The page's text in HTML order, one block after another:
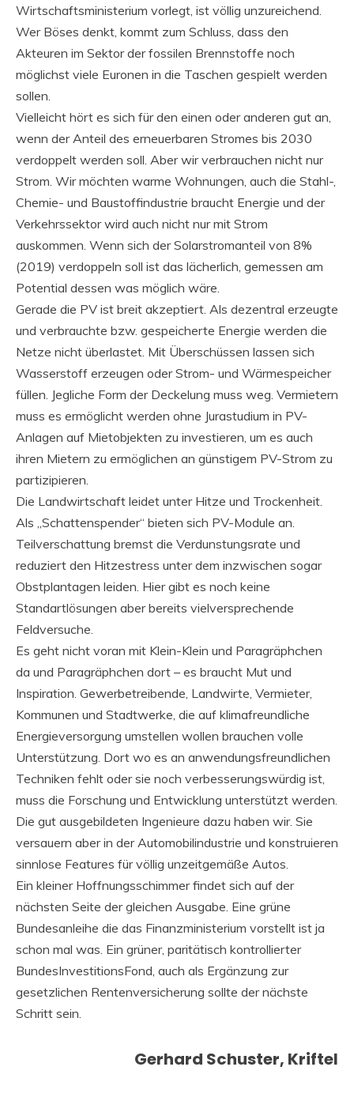
Wirtschaftsministerium vorlegt, ist völlig unzureichend.
Wer Böses denkt, kommt zum Schluss, dass den
Akteuren im Sektor der fossilen Brennstoffe noch
möglichst viele Euronen in die Taschen gespielt werden
sollen.
Vielleicht hört es sich für den einen oder anderen gut an,
wenn der Anteil des erneuerbaren Stromes bis 2030
verdoppelt werden soll. Aber wir verbrauchen nicht nur
Strom. Wir möchten warme Wohnungen, auch die Stahl-,
Chemie- und Baustoffindustrie braucht Energie und der
Verkehrssektor wird auch nicht nur mit Strom
auskommen. Wenn sich der Solarstromanteil von 8%
(2019) verdoppeln soll ist das lächerlich, gemessen am
Potential dessen was möglich wäre.
Gerade die PV ist breit akzeptiert. Als dezentral erzeugte
und verbrauchte bzw. gespeicherte Energie werden die
Netze nicht überlastet. Mit Überschüssen lassen sich
Wasserstoff erzeugen oder Strom- und Wärmespeicher
füllen. Jegliche Form der Deckelung muss weg. Vermietern
muss es ermöglicht werden ohne Jurastudium in PV-
Anlagen auf Mietobjekten zu investieren, um es auch
ihren Mietern zu ermöglichen an günstigem PV-Strom zu
partizipieren.
Die Landwirtschaft leidet unter Hitze und Trockenheit.
Als „Schattenspender“ bieten sich PV-Module an.
Teilverschattung bremst die Verdunstungsrate und
reduziert den Hitzestress unter dem inzwischen sogar
Obstplantagen leiden. Hier gibt es noch keine
Standartlösungen aber bereits vielversprechende
Feldversuche.
Es geht nicht voran mit Klein-Klein und Paragräphchen
da und Paragräphchen dort – es braucht Mut und
Inspiration. Gewerbetreibende, Landwirte, Vermieter,
Kommunen und Stadtwerke, die auf klimafreundliche
Energieversorgung umstellen wollen brauchen volle
Unterstützung. Dort wo es an anwendungsfreundlichen
Techniken fehlt oder sie noch verbesserungswürdig ist,
muss die Forschung und Entwicklung unterstützt werden.
Die gut ausgebildeten Ingenieure dazu haben wir. Sie
versauern aber in der Automobilindustrie und konstruieren
sinnlose Features für völlig unzeitgemäße Autos.
Ein kleiner Hoffnungsschimmer findet sich auf der
nächsten Seite der gleichen Ausgabe. Eine grüne
Bundesanleihe die das Finanzministerium vorstellt ist ja
schon mal was. Ein grüner, paritätisch kontrollierter
BundesInvestitionsFond, auch als Ergänzung zur
gesetzlichen Rentenversicherung sollte der nächste
Schritt sein.
Gerhard Schuster, Kriftel